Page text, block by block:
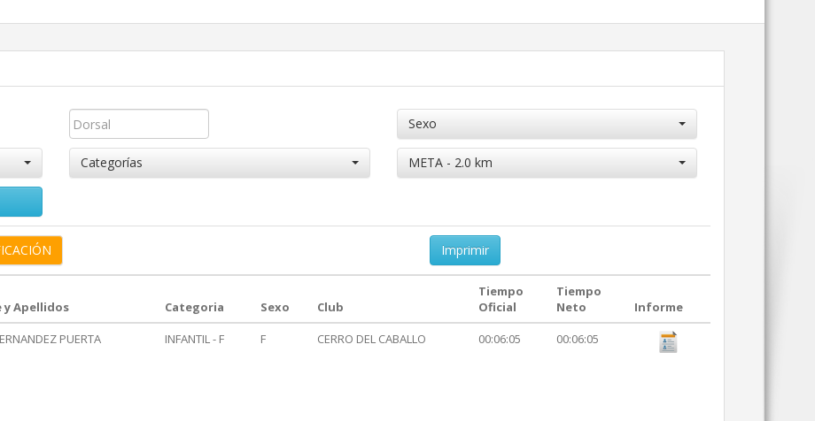
Sexo
Categorías META - 2.0 km
Imprimir
y Apellidos Categoria Sexo Club
Tiempo
Oficial
Tiempo
Neto
Informe
PUERTA INFANTIL - F F CERRO DEL CABALLO 00:06:05 00:06:05